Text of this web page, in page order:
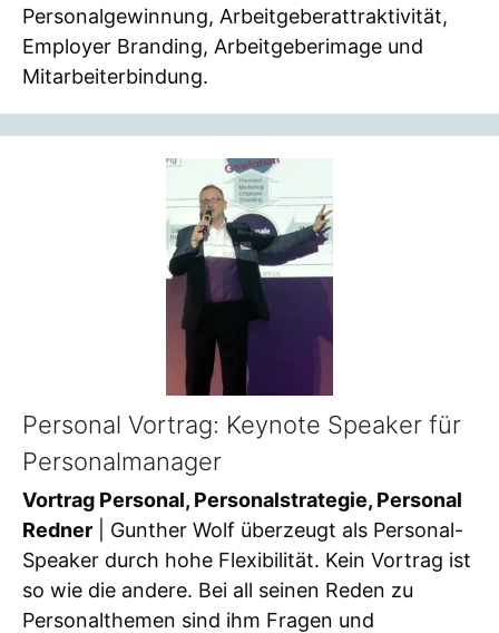
Personalgewinnung, Arbeitgeberattraktivität,
Employer Branding, Arbeitgeberimage und
Mitarbeiterbindung.
Personal Vortrag: Keynote Speaker für
Personalmanager
Vortrag Personal, Personalstrategie, Personal
Redner | Gunther Wolf überzeugt als Personal-
Speaker durch hohe Flexibilität. Kein Vortrag ist
so wie die andere. Bei all seinen Reden zu
Personalthemen sind ihm Fragen und